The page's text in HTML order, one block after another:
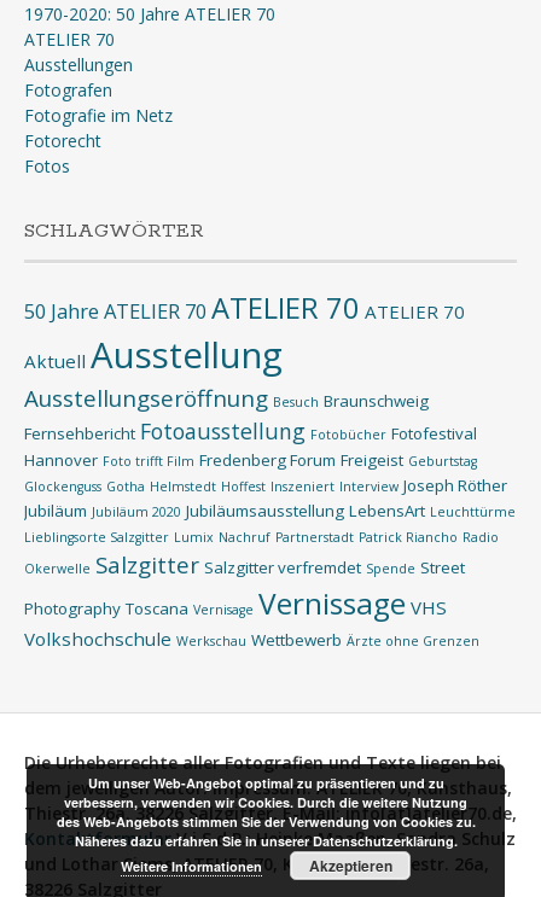
1970-2020: 50 Jahre ATELIER 70
ATELIER 70
Ausstellungen
Fotografen
Fotografie im Netz
Fotorecht
Fotos
SCHLAGWÖRTER
50 Jahre ATELIER 70 ATELIER 70 ATELIER 70
Aktuell Ausstellung
Ausstellungseröffnung Besuch Braunschweig
Fernsehbericht Fotoausstellung Fotobücher Fotofestival
Hannover Foto trifft Film Fredenberg Forum Freigeist Geburtstag
Glockenguss Gotha Helmstedt Hoffest Inszeniert Interview Joseph Röther
Jubiläum Jubiläum 2020 Jubiläumsausstellung LebensArt Leuchttürme
Lieblingsorte Salzgitter Lumix Nachruf Partnerstadt Patrick Riancho Radio
Okerwelle Salzgitter Salzgitter verfremdet Spende Street
Photography Toscana Vernisage Vernissage VHS
Volkshochschule Werkschau Wettbewerb Ärzte ohne Grenzen
Die Urheberrechte aller Fotografien und Texte liegen bei
dem jeweiligen Autor.Impressum: ATELIER 70, Kunsthaus,
Thiestr. 26a, 38226 Salzgitter, E-Mail: info[at]atelier70.de,
Kontaktformular V.i.S.d.P.:Heinke Maaßen, Sandra Schulz
und Lothar Siems, ATELIER 70, Kunsthaus, Thiestr. 26a,
38226 Salzgitter
Um unser Web-Angebot optimal zu präsentieren und zu
verbessern, verwenden wir Cookies. Durch die weitere Nutzung
des Web-Angebots stimmen Sie der Verwendung von Cookies zu.
Näheres dazu erfahren Sie in unserer Datenschutzerklärung.
Weitere Informationen
Akzeptieren